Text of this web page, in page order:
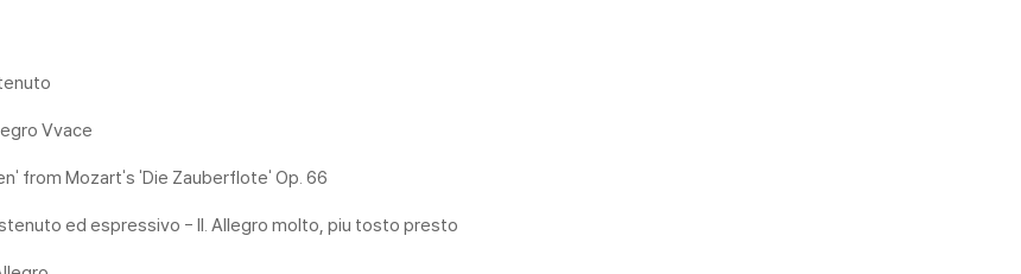
Vvace
from Mozart's 'Die Zauberflote' Op. 66
ed espressivo - II. Allegro molto, piu tosto presto